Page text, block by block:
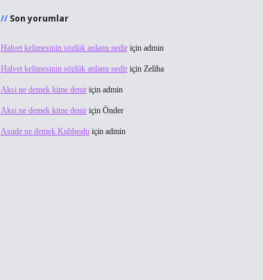
Son yorumlar
Halvet kelimesinin sözlük anlamı nediriçin admin
Halvet kelimesinin sözlük anlamı nediriçin Zeliha
Aksi ne demek kime deniriçin admin
Aksi ne demek kime deniriçin Önder
Asude ne demek Kubbealtıiçin admin